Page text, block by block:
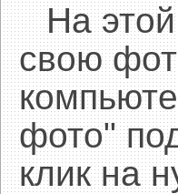
На
свою
фото"
клик на